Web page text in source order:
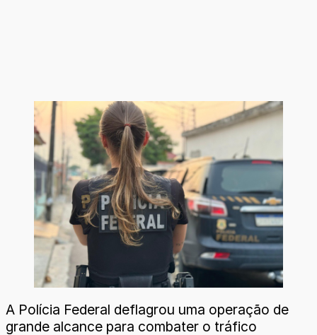
A Polícia Federal deflagrou uma operação de
grande alcance para combater o tráfico